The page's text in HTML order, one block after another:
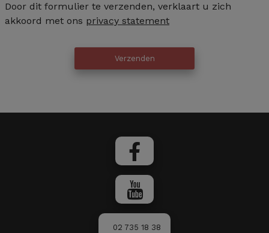
Door dit formulier te verzenden, verklaart u zich
akkoord met ons privacy statement
Verzenden
02 735 18 38